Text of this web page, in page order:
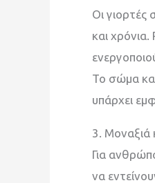
Οι γιορτές
και
Το σώμα
υπάρχει
3. Μοναξιά
Για
να